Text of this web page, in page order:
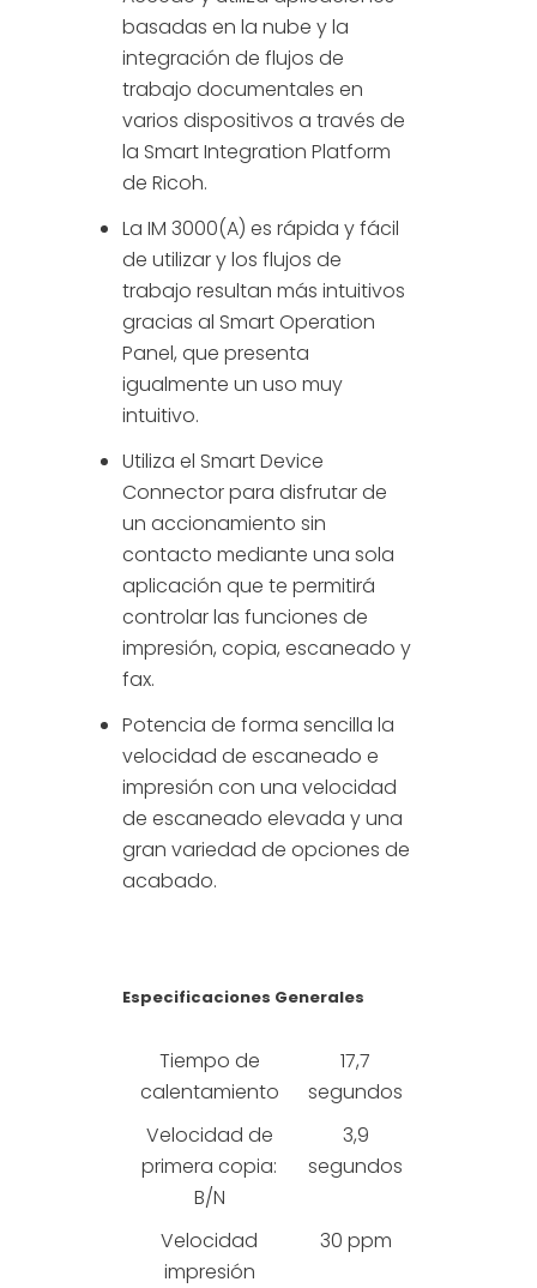
basadas en la nube y la
integración de flujos de
trabajo documentales en
varios dispositivos a través de
la Smart Integration Platform
de Ricoh.
La IM 3000(A) es rápida y fácil
de utilizar y los flujos de
trabajo resultan más intuitivos
gracias al Smart Operation
Panel, que presenta
igualmente un uso muy
intuitivo.
Utiliza el Smart Device
Connector para disfrutar de
un accionamiento sin
contacto mediante una sola
aplicación que te permitirá
controlar las funciones de
impresión, copia, escaneado y
fax.
Potencia de forma sencilla la
velocidad de escaneado e
impresión con una velocidad
de escaneado elevada y una
gran variedad de opciones de
acabado.
Especificaciones Generales
Tiempo de
calentamiento
17,7
segundos
Velocidad de
primera copia:
B/N
3,9
segundos
Velocidad
impresión
30 ppm